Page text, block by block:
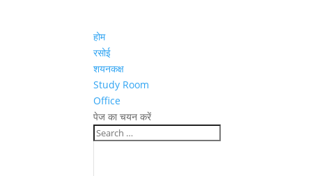
होम
रसोई
शयनकक्ष
Study Room
Office
पेज का चयन करें